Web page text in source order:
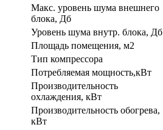
Макс. уровень шума внешнего
блока, Дб
Уровень шума внутр. блока, Дб
Площадь помещения, м2
Тип компрессора
Потребляемая мощность,кВт
Производительность
охлаждения, кВт
Производительность обогрева,
кВт